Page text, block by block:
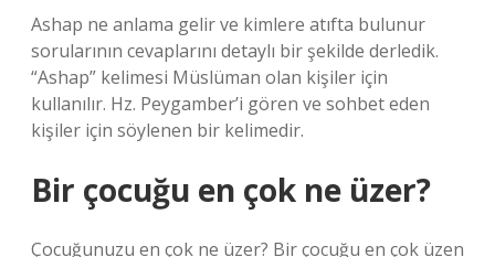
Ashap ne anlama gelir ve kimlere atıfta bulunur
sorularının cevaplarını detaylı bir şekilde derledik.
“Ashap” kelimesi Müslüman olan kişiler için
kullanılır. Hz. Peygamber’i gören ve sohbet eden
kişiler için söylenen bir kelimedir.
Bir çocuğu en çok ne üzer?
Çocuğunuzu en çok ne üzer? Bir çocuğu en çok üzen